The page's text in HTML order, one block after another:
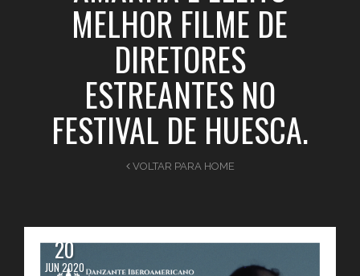
MELHOR FILME DE
DIRETORES
ESTREANTES NO
FESTIVAL DE HUESCA.
VOLTAR PARA HOME
20
JUN 2020